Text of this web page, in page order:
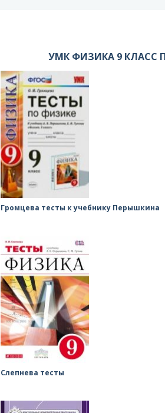
УМК ФИЗИКА 9 КЛАСС
Громцева тесты к учебнику Перышкина
Слепнева тесты